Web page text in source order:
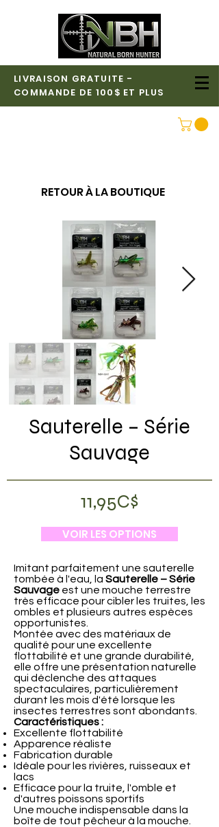
LIVRAISON GRATUITE -
COMMANDE DE 100$ ET PLUS
RETOUR À LA BOUTIQUE
Sauterelle – Série
Sauvage
11,95C$
VOIR LES OPTIONS
Imitant parfaitement une sauterelle
tombée à l'eau, la Sauterelle – Série
Sauvage est une mouche terrestre
très efficace pour cibler les truites, les
ombles et plusieurs autres espèces
opportunistes.
Montée avec des matériaux de
qualité pour une excellente
flottabilité et une grande durabilité,
elle offre une présentation naturelle
qui déclenche des attaques
spectaculaires, particulièrement
durant les mois d'été lorsque les
insectes terrestres sont abondants.
Caractéristiques :
Excellente flottabilité
Apparence réaliste
Fabrication durable
Idéale pour les rivières, ruisseaux et
lacs
Efficace pour la truite, l'omble et
d'autres poissons sportifs
Une mouche indispensable dans la
boîte de tout pêcheur à la mouche.